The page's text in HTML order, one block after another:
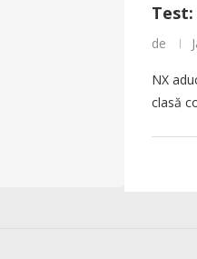
Test:
de
NX
clasă